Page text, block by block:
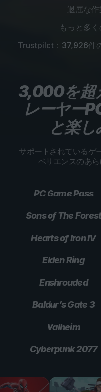
退屈な
もっと多
Trustpilot： 37,926件
3,000を超
レーヤー
と楽
サポートされているゲ
ペリエンスのあら
PC Game Pass
Sons of The Forest
Hearts of Iron IV
Elden Ring
Enshrouded
Baldur’s Gate 3
Valheim
Cyberpunk 2077